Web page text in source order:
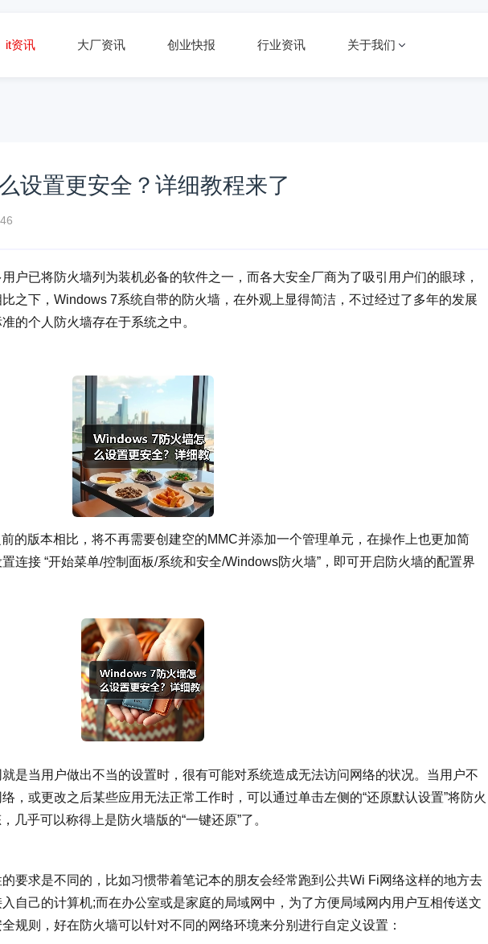
it资讯 大厂资讯 创业快报 行业资讯 关于我们
设置更安全？详细教程来了
户已将防火墙列为装机必备的软件之一，而各大安全厂商为了吸引用户们的眼球，
之下，Windows 7系统自带的防火墙，在外观上显得简洁，不过经过了多年的发展
的个人防火墙存在于系统之中。
的版本相比，将不再需要创建空的MMC并添加一个管理单元，在操作上也更加简
连接 “开始菜单/控制面板/系统和安全/Windows防火墙”，即可开启防火墙的配置界
是当用户做出不当的设置时，很有可能对系统造成无法访问网络的状况。当用户不
，或更改之后某些应用无法正常工作时，可以通过单击左侧的“还原默认设置”将防火
几乎可以称得上是防火墙版的“一键还原”了。
要求是不同的，比如习惯带着笔记本的朋友会经常跑到公共Wi Fi网络这样的地方去
自己的计算机;而在办公室或是家庭的局域网中，为了方便局域网内用户互相传送文
规则，好在防火墙可以针对不同的网络环境来分别进行自定义设置：